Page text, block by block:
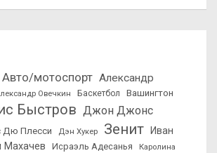
Авто/мотоспорт Александр
Овечкин Баскетбол
Вашингтон
Быстров Джон Джонс
Дю Плесси Дэн Хукер Зенит Иван
Махачев Исраэль Адесанья
Каролина